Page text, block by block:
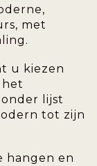
met
u kiezen
het
lijst
tot zijn
hangen en